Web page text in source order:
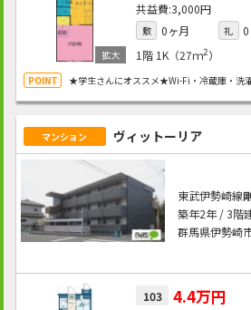
3,000円
敷 0ヶ月 礼
1階 1K（27ｍ2）
★学生さんにオススメ★Wi-Fi・冷蔵庫・洗
マンション ヴィットーリア
東武伊勢崎線
築年2年 / 3階
群馬県伊勢崎
103 4.4万円